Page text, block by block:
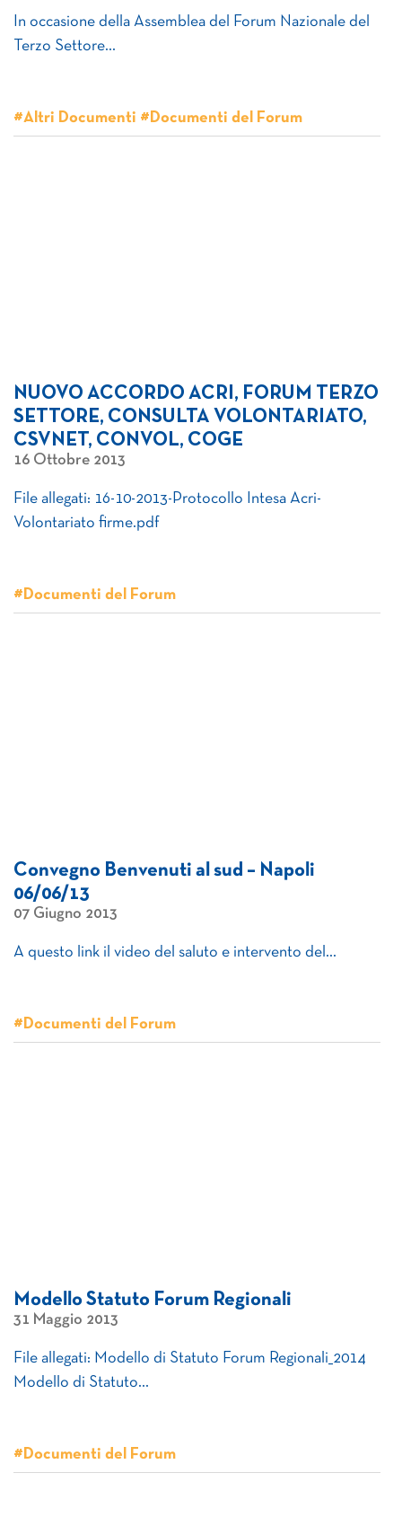
In occasione della Assemblea del Forum Nazionale del
Terzo Settore…
#Altri Documenti #Documenti del Forum
NUOVO ACCORDO ACRI, FORUM TERZO
SETTORE, CONSULTA VOLONTARIATO,
CSVNET, CONVOL, COGE
16 Ottobre 2013
File allegati: 16-10-2013-Protocollo Intesa Acri-
Volontariato firme.pdf
#Documenti del Forum
Convegno Benvenuti al sud – Napoli
06/06/13
07 Giugno 2013
A questo link il video del saluto e intervento del…
#Documenti del Forum
Modello Statuto Forum Regionali
31 Maggio 2013
File allegati: Modello di Statuto Forum Regionali_2014
Modello di Statuto…
#Documenti del Forum